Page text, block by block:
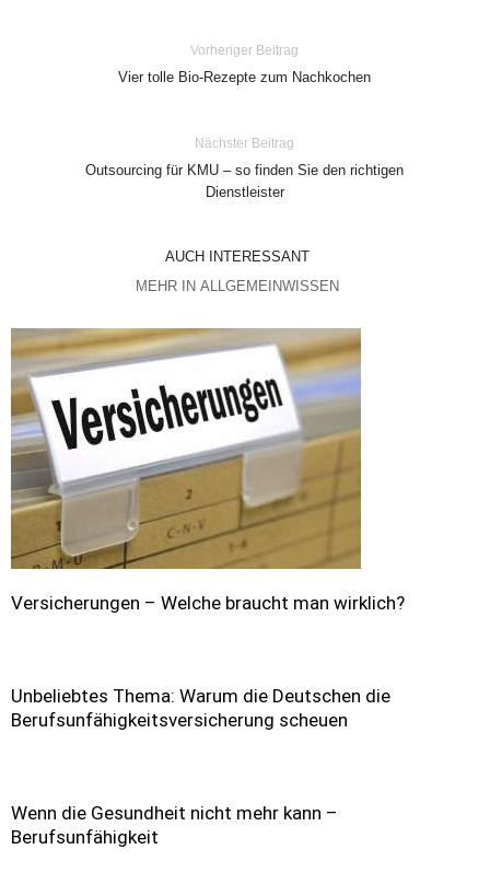
Vorheriger Beitrag
Vier tolle Bio-Rezepte zum Nachkochen
Nächster Beitrag
Outsourcing für KMU – so finden Sie den richtigen
Dienstleister
AUCH INTERESSANT
MEHR IN ALLGEMEINWISSEN
Versicherungen – Welche braucht man wirklich?
Unbeliebtes Thema: Warum die Deutschen die
Berufsunfähigkeitsversicherung scheuen
Wenn die Gesundheit nicht mehr kann –
Berufsunfähigkeit